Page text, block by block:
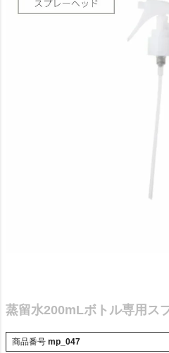
蒸留水200mLボトル専用ス
商品番号 mp_047